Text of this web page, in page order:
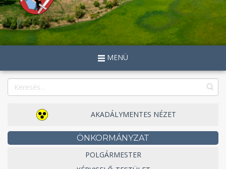
MENÜ
AKADÁLYMENTES NÉZET
ÖNKORMÁNYZAT
POLGÁRMESTER